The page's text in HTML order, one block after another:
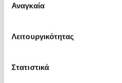
συγκατάθεσης
Αναγκαία
Λειτουργικότητας
Στατιστικά
Αναλυτική
Προδιαγραφές